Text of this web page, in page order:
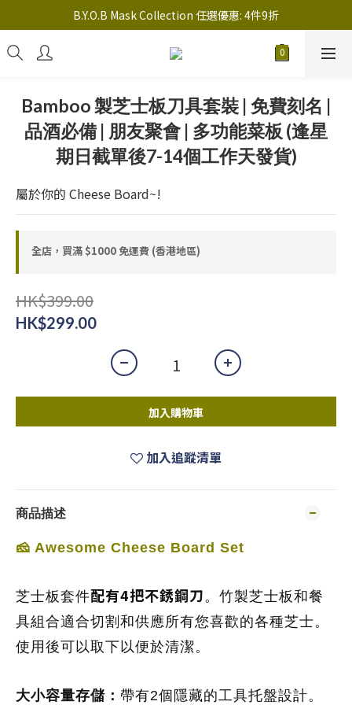
註冊新會員送 $20 馬上使用，會員可享指定產品「​專享價」
B.Y.O.B Mask Collection 任選優惠: 4件9折
註冊新會員送 $20 馬上使用，會員可享指定產品「​專享價」
Bamboo 製芝士板刀具套裝 | 免費刻名 |
品酒必備 | 朋友聚會 | 多功能菜板 (逢星
期日截單後7-14個工作天發貨)
屬於你的 Cheese Board~!
全店，買滿 $1000 免運費 (香港地區)
HK$399.00
HK$299.00
加入購物車
加入追蹤清單
商品描述
🧀 Awesome Cheese Board Set
芝士板套件配有4把不銹鋼刀。 竹製芝士板和餐
具組合適合切割和供應所有您喜歡的各種芝士。
使用後可以取下以便於清潔。
大小容量存儲 ： 帶有2個隱藏的工具托盤設計。